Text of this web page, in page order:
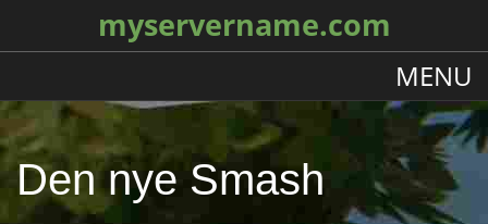
myservername.com
MENU
Den nye Smash